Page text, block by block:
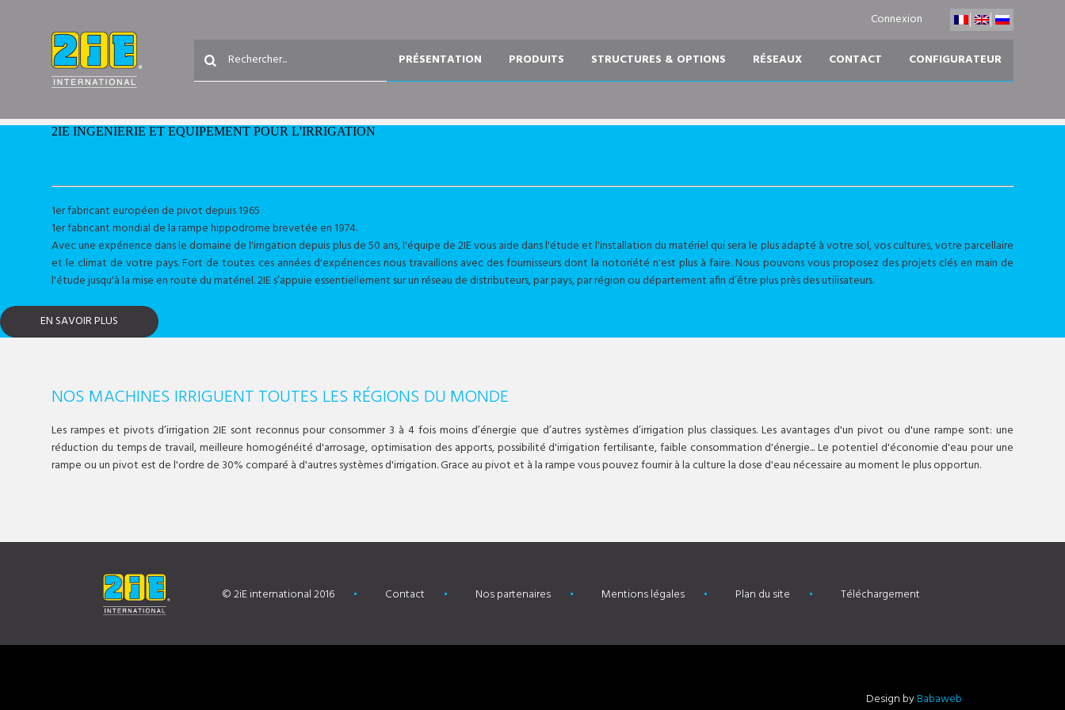
Connexion
PRÉSENTATION PRODUITS STRUCTURES & OPTIONS RÉSEAUX CONTACT CONFIGURATEUR
2IE INGENIERIE ET EQUIPEMENT POUR L'IRRIGATION
1er fabricant européen de pivot depuis 1965
1er fabricant mondial de la rampe hippodrome brevetée en 1974.
Avec une expérience dans le domaine de l'irrigation depuis plus de 50 ans, l'équipe de 2IE vous aide dans l'étude et l'installation du matériel qui sera le plus adapté à votre sol, vos cultures, votre parcellaire
et le climat de votre pays. Fort de toutes ces années d'expériences nous travaillons avec des fournisseurs dont la notoriété n'est plus à faire. Nous pouvons vous proposez des projets clés en main de
l'étude jusqu'à la mise en route du matériel. 2IE s’appuie essentiellement sur un réseau de distributeurs, par pays, par région ou département afin d’être plus près des utilisateurs.
EN SAVOIR PLUS
NOS MACHINES IRRIGUENT TOUTES LES RÉGIONS DU MONDE
Les rampes et pivots d’irrigation 2IE sont reconnus pour consommer 3 à 4 fois moins d’énergie que d’autres systèmes d’irrigation plus classiques. Les avantages d'un pivot ou d'une rampe sont: une
réduction du temps de travail, meilleure homogénéité d'arrosage, optimisation des apports, possibilité d'irrigation fertilisante, faible consommation d'énergie... Le potentiel d'économie d'eau pour une
rampe ou un pivot est de l'ordre de 30% comparé à d'autres systèmes d'irrigation. Grace au pivot et à la rampe vous pouvez fournir à la culture la dose d'eau nécessaire au moment le plus opportun.
© 2iE international 2016 Contact Nos partenaires Mentions légales Plan du site Téléchargement
Design byBabaweb